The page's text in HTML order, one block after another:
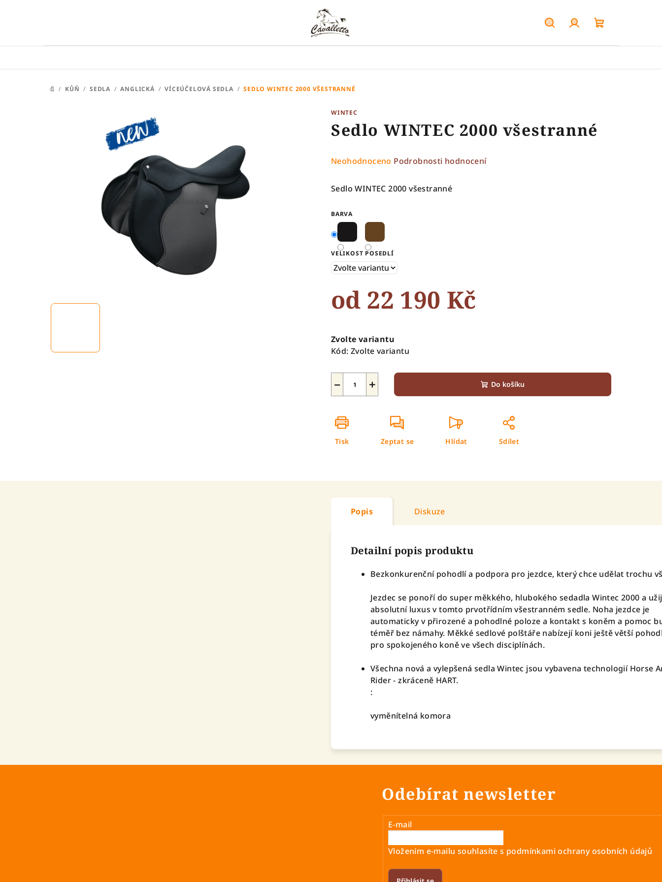
košík
DOMŮ
/ KŮŇ / SEDLA / ANGLICKÁ / VÍCEÚČELOVÁ SEDLA / SEDLO WINTEC 2000 VŠESTRANNÉ
WINTEC
Sedlo WINTEC 2000 všestranné
Průměrné
produktu
z
5
hvězdiček.
Neohodnoceno Podrobnosti hodnocení
Sedlo WINTEC 2000 všestranné
BARVA
VELIKOST POSEDLÍ
od 22 190 Kč
cena:
Zvolte variantu
Kód: Zvolte variantu
+
− Do košíku
Tisk Zeptat se Hlídat Sdílet
Popis Diskuze
Detailní popis produktu
Bezkonkurenční pohodlí a podpora pro jezdce, který chce udělat trochu
Jezdec se ponoří do super měkkého, hlubokého sedadla Wintec 2000 a
absolutní luxus v tomto prvotřídním všestranném sedle. Noha jezdce je
automaticky v přirozené a pohodlné poloze a kontakt s koněm a pomoc
téměř bez námahy. Měkké sedlové polštáře nabízejí koni ještě větší
pro spokojeného koně ve všech disciplínách.
Všechna nová a vylepšená sedla Wintec jsou vybavena technologií Horse
Rider - zkráceně HART.
:
vyměnítelná komora
Odebírat newsletter
E-mail
Vložením e-mailu souhlasíte s podmínkami ochrany osobních údajů